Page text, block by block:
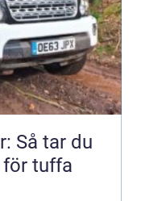
Så tar du
för tuffa